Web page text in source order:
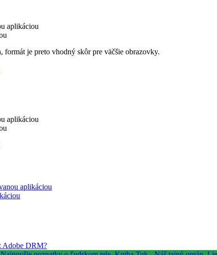
aplikáciou
je preto vhodný skôr pre väčšie obrazovky.
aplikáciou
aplikáciou
Adobe DRM?